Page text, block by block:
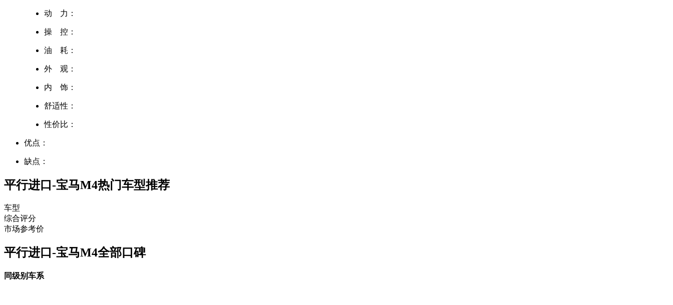
动 力：
操 控：
油 耗：
外 观：
内 饰：
舒适性：
性价比：
优点：
缺点：
平行进口-宝马M4热门车型推荐
车型
综合评分
市场参考价
平行进口-宝马M4全部口碑
同级别车系